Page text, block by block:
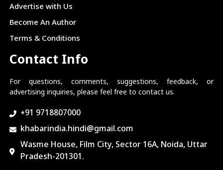
Advertise with Us
Become An Author
Terms & Conditions
Contact Info
For questions, comments, suggestions, feedback, or
advertising inquiries, please feel free to contact us.
+91 9718807000
khabarindia.hindi@gmail.com
Wasme House, Film City, Sector 16A, Noida, Uttar
Pradesh-201301.